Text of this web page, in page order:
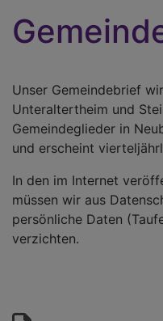
Unser Gemeindebrief
Unteraltertheim und
Gemeindeglieder in
und erscheint
In den im Internet
müssen wir aus
persönliche Daten
verzichten.